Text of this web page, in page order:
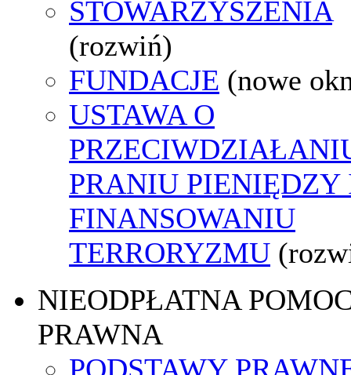
STOWARZYSZENIA
(rozwiń)
FUNDACJE (nowe
USTAWA O
PRANIU PIENIĘDZY
FINANSOWANIU
TERRORYZMU
NIEODPŁATNA
PRAWNA